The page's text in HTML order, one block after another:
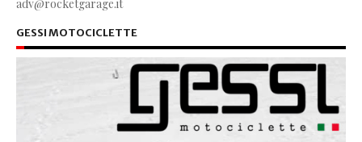
adv@rocketgarage.it
GESSI MOTOCICLETTE